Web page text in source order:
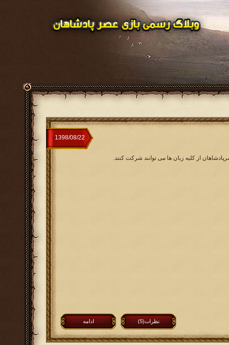
ادامه نظرات(5)